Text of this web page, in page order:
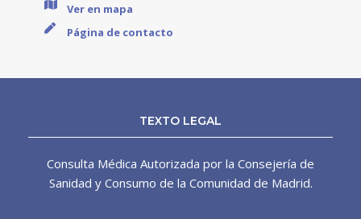
Ver en mapa
Página de contacto
TEXTO LEGAL
Consulta Médica Autorizada por la Consejería de
Sanidad y Consumo de la Comunidad de Madrid.